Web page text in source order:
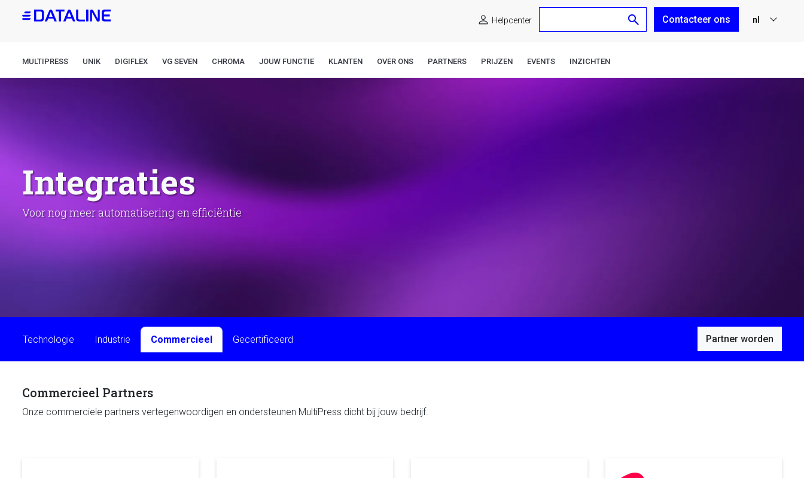
Overslaan
inhoud
Helpcenter Contacteer ons nl
MULTIPRESS UNIK DIGIFLEX VG SEVEN CHROMA JOUW FUNCTIE KLANTEN OVER ONS PARTNERS PRIJZEN EVENTS INZICHTEN
Integraties
Voor nog meer automatisering en efficiëntie
Technologie Industrie Commercieel Gecertificeerd Partner worden
Commercieel Partners
Onze commerciele partners vertegenwoordigen en ondersteunen MultiPress dicht bij jouw bedrijf.